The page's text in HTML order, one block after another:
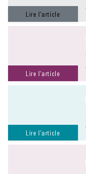
Lire l’article
Lire l’article
Lire l’article